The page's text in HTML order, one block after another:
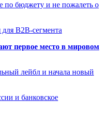
по бюджету и не пожалеть о
B2B-сегмента
первое место в мировом
лейбл и начала новый
и банковское